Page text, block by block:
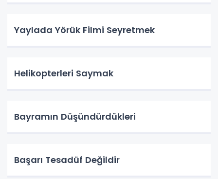
Yaylada Yörük Filmi Seyretmek
Helikopterleri Saymak
Bayramın Düşündürdükleri
Başarı Tesadüf Değildir